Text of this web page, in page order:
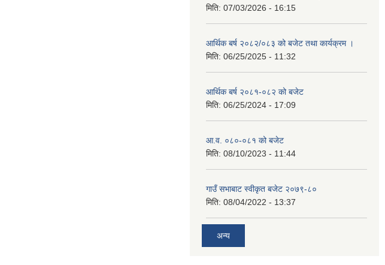
मिति: 07/03/2026 - 16:15
आर्थिक बर्ष २०८२/०८३ को बजेट तथा कार्यक्रम ।
मिति: 06/25/2025 - 11:32
आर्थिक बर्ष २०८१-०८२ को बजेट
मिति: 06/25/2024 - 17:09
आ.व. ०८०-०८१ को बजेट
मिति: 08/10/2023 - 11:44
गाउँ सभाबाट स्वीकृत बजेट २०७९-८०
मिति: 08/04/2022 - 13:37
अन्य